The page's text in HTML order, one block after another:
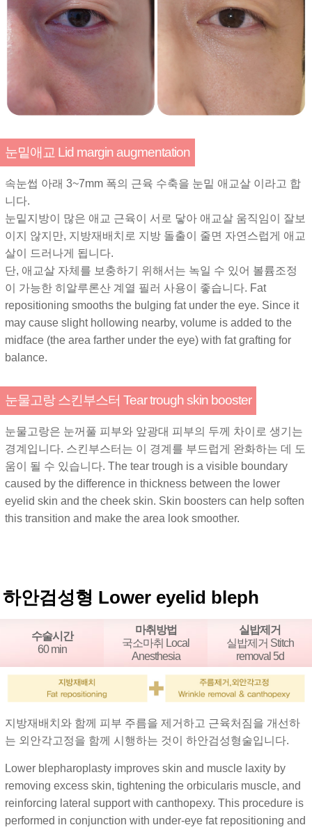
눈밑애교 Lid margin augmentation
속눈썹 아래 3~7mm 폭의 근육 수축을 눈밑 애교살 이라고 합
니다.
눈밑지방이 많은 애교 근육이 서로 닿아 애교살 움직임이 잘보
이지 않지만, 지방재배치로 지방 돌출이 줄면 자연스럽게 애교
살이 드러나게 됩니다.
단, 애교살 자체를 보충하기 위해서는 녹일 수 있어 볼륨조정
이 가능한 히알루론산 계열 필러 사용이 좋습니다. Fat
repositioning smooths the bulging fat under the eye. Since it
may cause slight hollowing nearby, volume is added to the
midface (the area farther under the eye) with fat grafting for
balance.
눈물고랑 스킨부스터 Tear trough skin booster
눈물고랑은 눈꺼풀 피부와 앞광대 피부의 두께 차이로 생기는
경계입니다. 스킨부스터는 이 경계를 부드럽게 완화하는 데 도
움이 될 수 있습니다. The tear trough is a visible boundary
caused by the difference in thickness between the lower
eyelid skin and the cheek skin. Skin boosters can help soften
this transition and make the area look smoother.
하안검성형 Lower eyelid bleph
수술시간
60 min
마취방법
국소마취 Local
Anesthesia
실밥제거
실밥제거 Stitch
removal 5d
지방재배치와 함께 피부 주름을 제거하고 근육처짐을 개선하
는 외안각고정을 함께 시행하는 것이 하안검성형술입니다.
Lower blepharoplasty improves skin and muscle laxity by
removing excess skin, tightening the orbicularis muscle, and
reinforcing lateral support with canthopexy. This procedure is
performed in conjunction with under-eye fat repositioning and